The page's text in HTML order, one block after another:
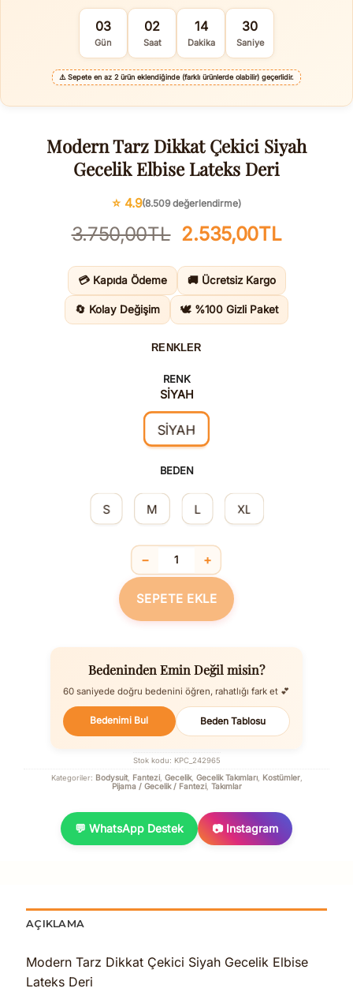
03
Gün
02
Saat
14
Dakika
29
Saniye
⚠️ Sepete en az 2 ürün eklendiğinde (farklı ürünlerde olabilir) geçerlidir.
Modern Tarz Dikkat Çekici Siyah
Gecelik Elbise Lateks Deri
⭐ 4.9(8.509 değerlendirme)
3.750,00TL Orijinal
3.750,00TL.
2.535,00TLŞu
💳 Kapıda Ödeme 🚚 Ücretsiz Kargo
🔄 Kolay Değişim 🕊️ %100 Gizli Paket
RENKLER
RENK
SİYAH
SİYAH
BEDEN
S M L XL
Modern Tarz Dikkat Çekici Siyah
− +
SEPETE EKLE
Bedeninden Emin Değil misin?
60 saniyede doğru bedenini öğren, rahatlığı fark et 💕
Bedenimi Bul Beden Tablosu
Stok kodu: KPC_242965
Kategoriler: Bodysuit, Fantezi, Gecelik, Gecelik Takımları, Kostümler,
Pijama / Gecelik / Fantezi, Takımlar
💬 WhatsApp Destek 📷 Instagram
AÇIKLAMA
Modern Tarz Dikkat Çekici Siyah Gecelik Elbise
Lateks Deri